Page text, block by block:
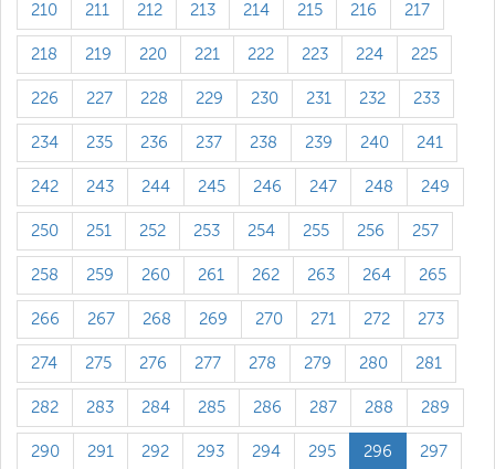
210 211 212 213 214 215 216 217
218 219 220 221 222 223 224 225
226 227 228 229 230 231 232 233
234 235 236 237 238 239 240 241
242 243 244 245 246 247 248 249
250 251 252 253 254 255 256 257
258 259 260 261 262 263 264 265
266 267 268 269 270 271 272 273
274 275 276 277 278 279 280 281
282 283 284 285 286 287 288 289
290 291 292 293 294 295 296 297